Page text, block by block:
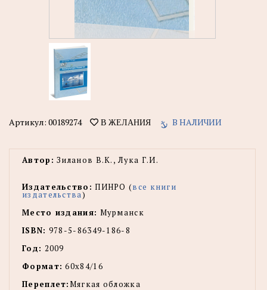
Артикул: 00189274 В ЖЕЛАНИЯ В НАЛИЧИИ
Автор: Зиланов В.К., Лука Г.И.
Издательство: ПИНРО (все книги
издательства)
Место издания: Мурманск
ISBN: 978-5-86349-186-8
Год: 2009
Формат: 60x84/16
Переплет:Мягкая обложка